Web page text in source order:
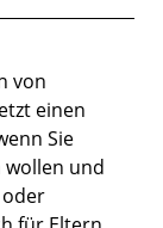
von
einen
Sie
wollen und